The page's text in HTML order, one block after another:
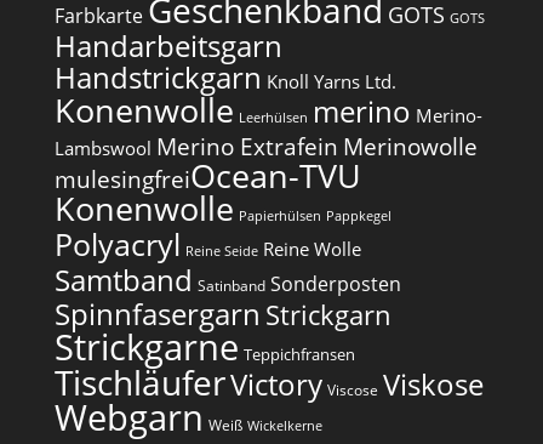
Farbkarte Geschenkband GOTS GOTS
Handarbeitsgarn
Handstrickgarn Knoll Yarns Ltd.
Konenwolle Leerhülsen merino Merino-
Lambswool Merino Extrafein Merinowolle
mulesingfrei​Ocean-TVU
Konenwolle Papierhülsen Pappkegel
Polyacryl Reine Seide Reine Wolle
Samtband Satinband Sonderposten
Spinnfasergarn Strickgarn
Strickgarne Teppichfransen
TischläuferVictory Viscose Viskose
Webgarn Weiß Wickelkerne